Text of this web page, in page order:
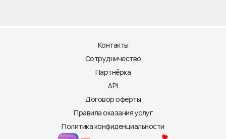
Контакты
Сотрудничество
Партнёрка
API
Договор оферты
Правила оказания услуг
Политика конфиденциальности